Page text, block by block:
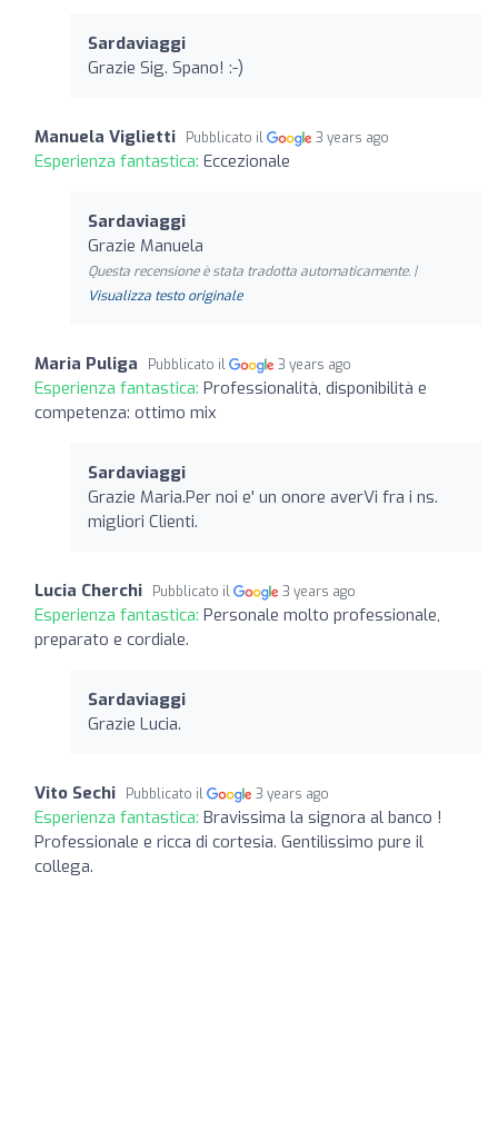
Sardaviaggi
Grazie Sig. Spano! :-)
Manuela Viglietti Pubblicato il 3 years ago
Esperienza fantastica: Eccezionale
Sardaviaggi
Grazie Manuela
Questa recensione è stata tradotta automaticamente. |
Visualizza testo originale
Maria Puliga Pubblicato il 3 years ago
Esperienza fantastica: Professionalità, disponibilità e
competenza: ottimo mix
Sardaviaggi
Grazie Maria.Per noi e' un onore averVi fra i ns.
migliori Clienti.
Lucia Cherchi Pubblicato il 3 years ago
Esperienza fantastica: Personale molto professionale,
preparato e cordiale.
Sardaviaggi
Grazie Lucia.
Vito Sechi Pubblicato il 3 years ago
Esperienza fantastica: Bravissima la signora al banco !
Professionale e ricca di cortesia. Gentilissimo pure il
collega.